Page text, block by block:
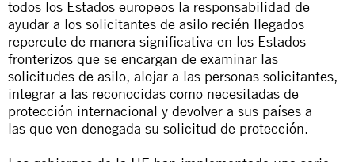
todos los Estados europeos la responsabilidad de
ayudar a los solicitantes de asilo recién llegados
repercute de manera significativa en los Estados
fronterizos que se encargan de examinar las
solicitudes de asilo, alojar a las personas solicitantes,
integrar a las reconocidas como necesitadas de
protección internacional y devolver a sus países a
las que ven denegada su solicitud de protección.